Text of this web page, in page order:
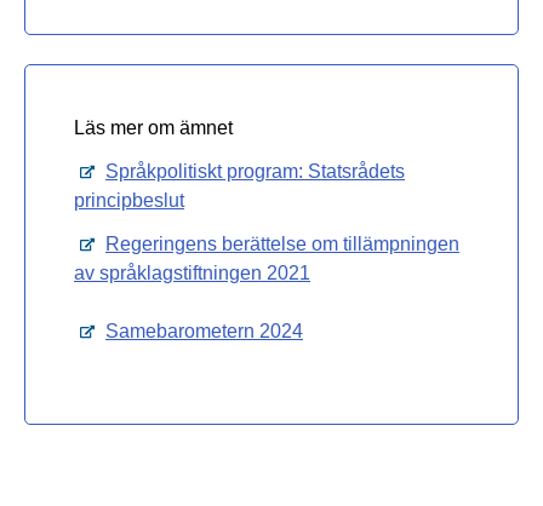
Läs mer om ämnet
Öppnas i ett nytt mellanblad
Språkpolitiskt program: Statsrådets
principbeslut
Öppnas i ett nytt mellanblad
Regeringens berättelse om tillämpningen
av språklagstiftningen 2021
Öppnas i ett nytt mellanblad
Samebarometern 2024